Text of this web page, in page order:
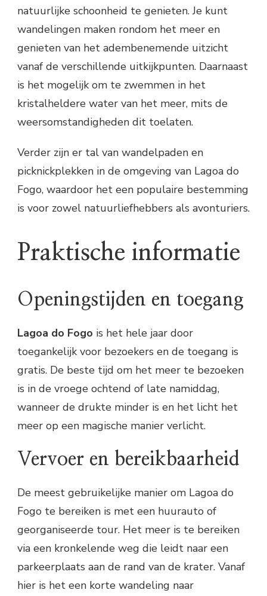
natuurlijke schoonheid te genieten. Je kunt
wandelingen maken rondom het meer en
genieten van het adembenemende uitzicht
vanaf de verschillende uitkijkpunten. Daarnaast
is het mogelijk om te zwemmen in het
kristalheldere water van het meer, mits de
weersomstandigheden dit toelaten.
Verder zijn er tal van wandelpaden en
picknickplekken in de omgeving van Lagoa do
Fogo, waardoor het een populaire bestemming
is voor zowel natuurliefhebbers als avonturiers.
Praktische informatie
Openingstijden en toegang
Lagoa do Fogo is het hele jaar door
toegankelijk voor bezoekers en de toegang is
gratis. De beste tijd om het meer te bezoeken
is in de vroege ochtend of late namiddag,
wanneer de drukte minder is en het licht het
meer op een magische manier verlicht.
Vervoer en bereikbaarheid
De meest gebruikelijke manier om Lagoa do
Fogo te bereiken is met een huurauto of
georganiseerde tour. Het meer is te bereiken
via een kronkelende weg die leidt naar een
parkeerplaats aan de rand van de krater. Vanaf
hier is het een korte wandeling naar